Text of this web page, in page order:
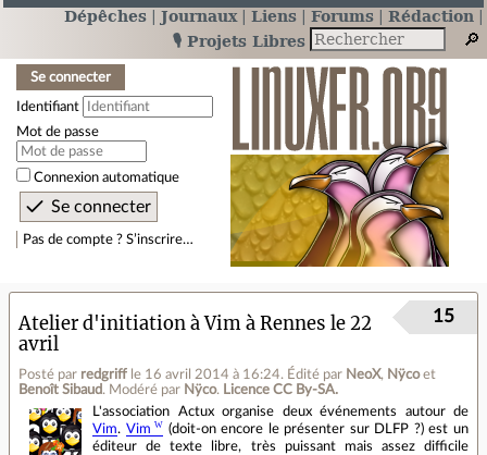
Dépêches Journaux Liens Forums
Rédaction
🎙️ Projets Libres
Se connecter
Identifiant
Mot de passe
Connexion automatique
Pas de compte ? S’inscrire…
Atelier d'initiation à Vim à Rennes le 22
avril
Posté par redgriff le 16 avril 2014 à 16:24. Édité par NeoX, Nÿcoet
Benoît Sibaud. Modéré par Nÿco. Licence CC By‑SA.
15
L'association Actux organise deux événements autour de
Vim. Vim
(doit-on encore le présenter sur DLFP ?) est un
éditeur de texte libre, très puissant mais assez difficile